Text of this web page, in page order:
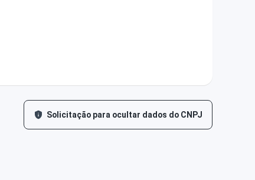
Solicitação para ocultar dados do CNPJ